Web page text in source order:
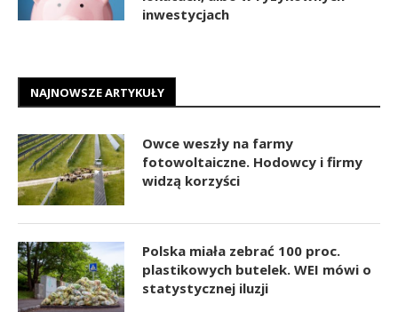
inwestycjach
NAJNOWSZE ARTYKUŁY
Owce weszły na farmy
fotowoltaiczne. Hodowcy i firmy
widzą korzyści
Polska miała zebrać 100 proc.
plastikowych butelek. WEI mówi o
statystycznej iluzji